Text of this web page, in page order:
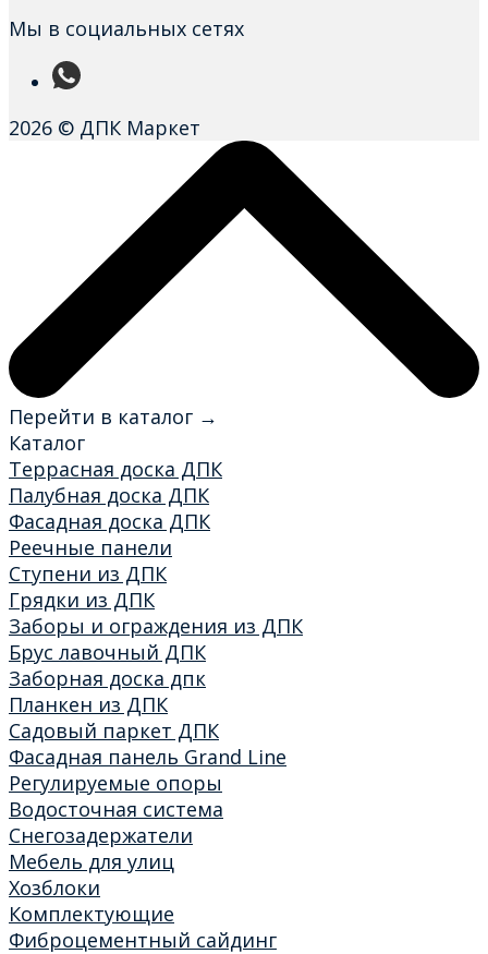
Мы в социальных сетях
2026 © ДПК Маркет
Перейти в каталог →
Каталог
Террасная доска ДПК
Палубная доска ДПК
Фасадная доска ДПК
Реечные панели
Ступени из ДПК
Грядки из ДПК
Заборы и ограждения из ДПК
Брус лавочный ДПК
Заборная доска дпк
Планкен из ДПК
Садовый паркет ДПК
Фасадная панель Grand Line
Регулируемые опоры
Водосточная система
Снегозадержатели
Мебель для улиц
Хозблоки
Комплектующие
Фиброцементный сайдинг